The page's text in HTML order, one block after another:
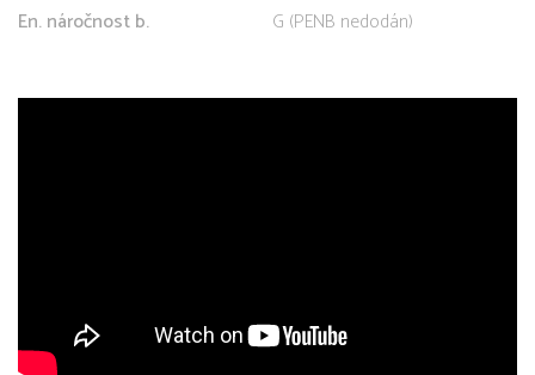
En. náročnost b.
G (PENB nedodán)